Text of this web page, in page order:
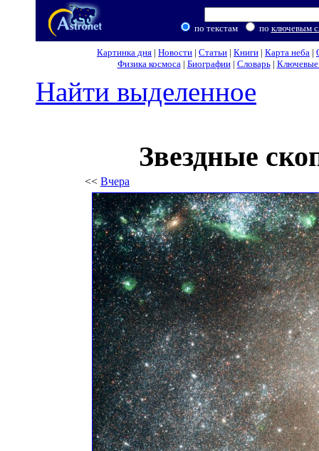
по текстам по ключевым
Картинка дня | Новости | Статьи | Книги | Карта неба |
Физика космоса| Биографии| Словарь| Ключевые
Найти выделенное
Звездные
<< Вчера